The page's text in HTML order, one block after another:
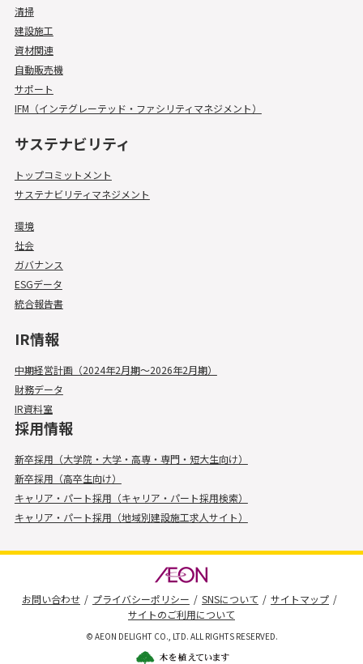
清掃
建設施工
資材関連
自動販売機
サポート
IFM（インテグレーテッド・ファシリティマネジメント）
サステナビリティ
トップコミットメント
サステナビリティマネジメント
環境
社会
ガバナンス
ESGデータ
統合報告書
IR情報
中期経営計画（2024年2月期～2026年2月期）
財務データ
IR資料室
採用情報
新卒採用（大学院・大学・高専・専門・短大生向け）
新卒採用（高卒生向け）
キャリア・パート採用（キャリア・パート採用検索）
キャリア・パート採用（地域別建設施工求人サイト）
お問い合わせ プライバシーポリシー SNSについて
サイトマップ
サイトのご利用について
© AEON DELIGHT CO., LTD. ALL RIGHTS RESERVED.